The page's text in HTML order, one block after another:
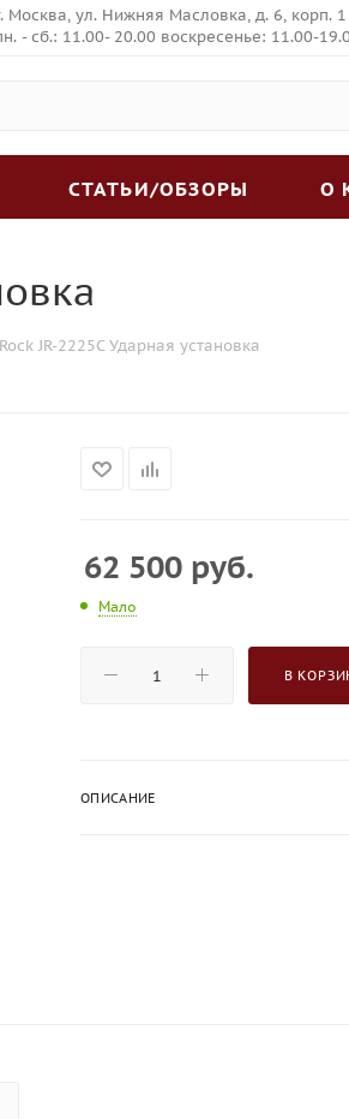
Москва, ул. Нижняя Масловка, д. 6, корп. 1
- сб.: 11.00- 20.00 воскресенье: 11.00-
СТАТЬИ/ОБЗОРЫ О
JR-2225C Ударная установка
62 500 руб.
Мало
В
ОПИСАНИЕ